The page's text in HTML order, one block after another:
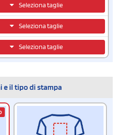
Seleziona taglie
Seleziona taglie
Seleziona taglie
e il tipo di stampa